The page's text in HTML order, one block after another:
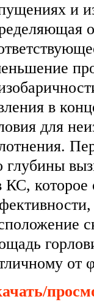
и
в
для
глубины
КС, которое
от